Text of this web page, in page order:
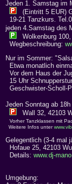
Jeden 1. Samstag im
(Eintritt 5 EUR)
19-21 Tanzkurs.
jeden 4.Samstag des
Wolkenburg 100,
Wegbeschreibung:
Nur im Sommer:
Etwa monatlich
Vor dem Haus der
15 Uhr
Geschwister-Scholl-
Jeden Sonntag ab
Wall 32, 42103
Vorher Tanzklassen mit
Weitere Infos unter
Gelegentlich (3-4 mal
Hofaue 25, 42103
Details: www.dj-
Umgebung: